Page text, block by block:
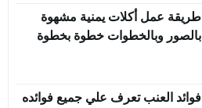
طريقة عمل أكلات يمنية مشهوة
بالصور وبالخطوات خطوة بخطوة
فوائد العنب تعرف علي جميع فوائده